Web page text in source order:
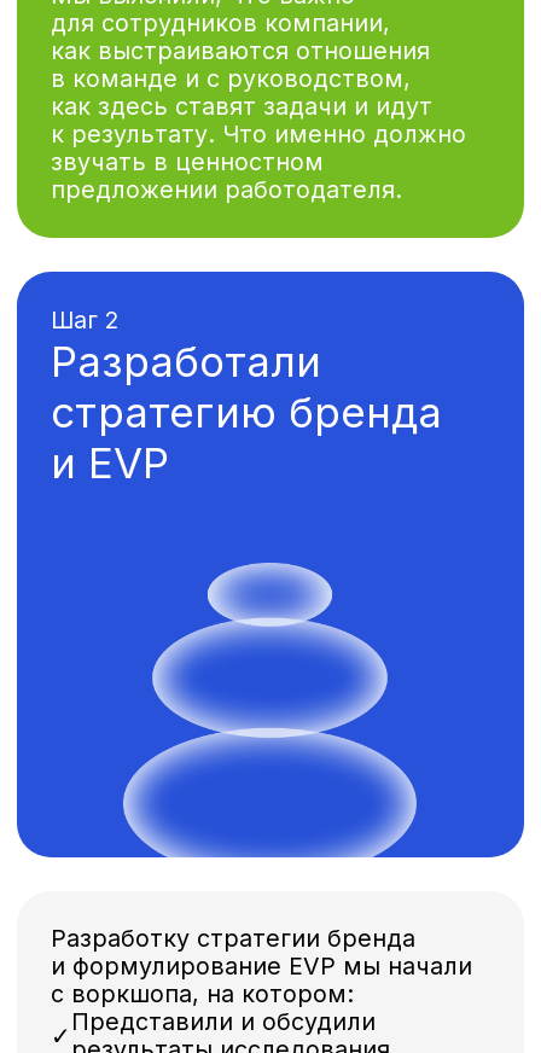
и согласовали
креативную
и визуальную
концепцию
Креативная концепция отражает
и подчеркивает ценностное
предложение. Когда в работе
нам важен смысл и одновременно
отношение к сотрудникам —
как она заботится о команде.
Наравне с решением важных
задач, важна атмосфера, в которой
В «ВЕРТЕКС» теплые человеческие
отношения не мешают
соблюдению строгих стандартов
производства уникальных
препаратов. А амбициозные
цели — юмору в общении
и вниманию к каждому. Здесь
все важно, во всем есть смысл.
Все имеет значение.
раскрывается в формате вопроса
о преимуществе работодателя
и других HR-коммуникаций
и ответе: «Имеет значение!»
Всё
имеет